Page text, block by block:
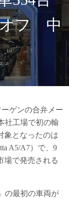
オフ 中
ゲンの合弁メー
社工場で初の輸
象となったのは
A5/A7）で、9
場で発売される
の最初の車両が